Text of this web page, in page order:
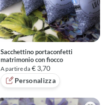
Sacchettino portaconfetti
matrimonio con fiocco
A partire da € 3,70
Personalizza